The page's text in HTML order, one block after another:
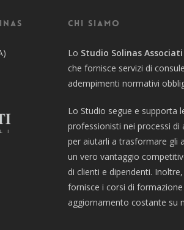
Chi siamo
Lo Studio Solinas Associati
che fornisce servizi di
adempimenti normativi
Lo Studio segue e supporta
professionisti nei processi
per aiutarli a trasformare gli
un vero vantaggio
di clienti e dipendenti.
fornisce i corsi di
aggiornamento costante su